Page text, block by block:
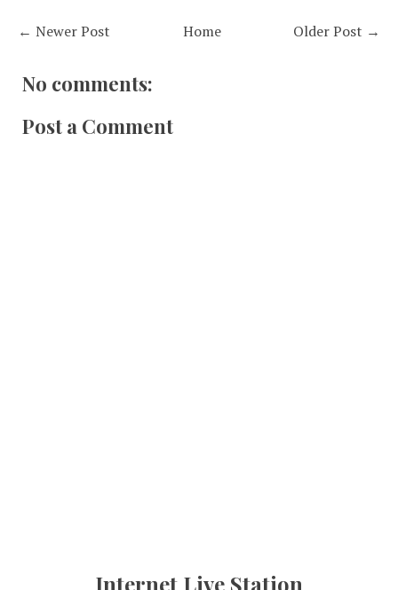
← Newer Post Older Post →
Home
No comments:
Post a Comment
Internet Live Station